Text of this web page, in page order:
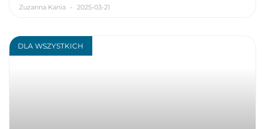
Zuzanna Kania 2025-03-21
DLA WSZYSTKICH